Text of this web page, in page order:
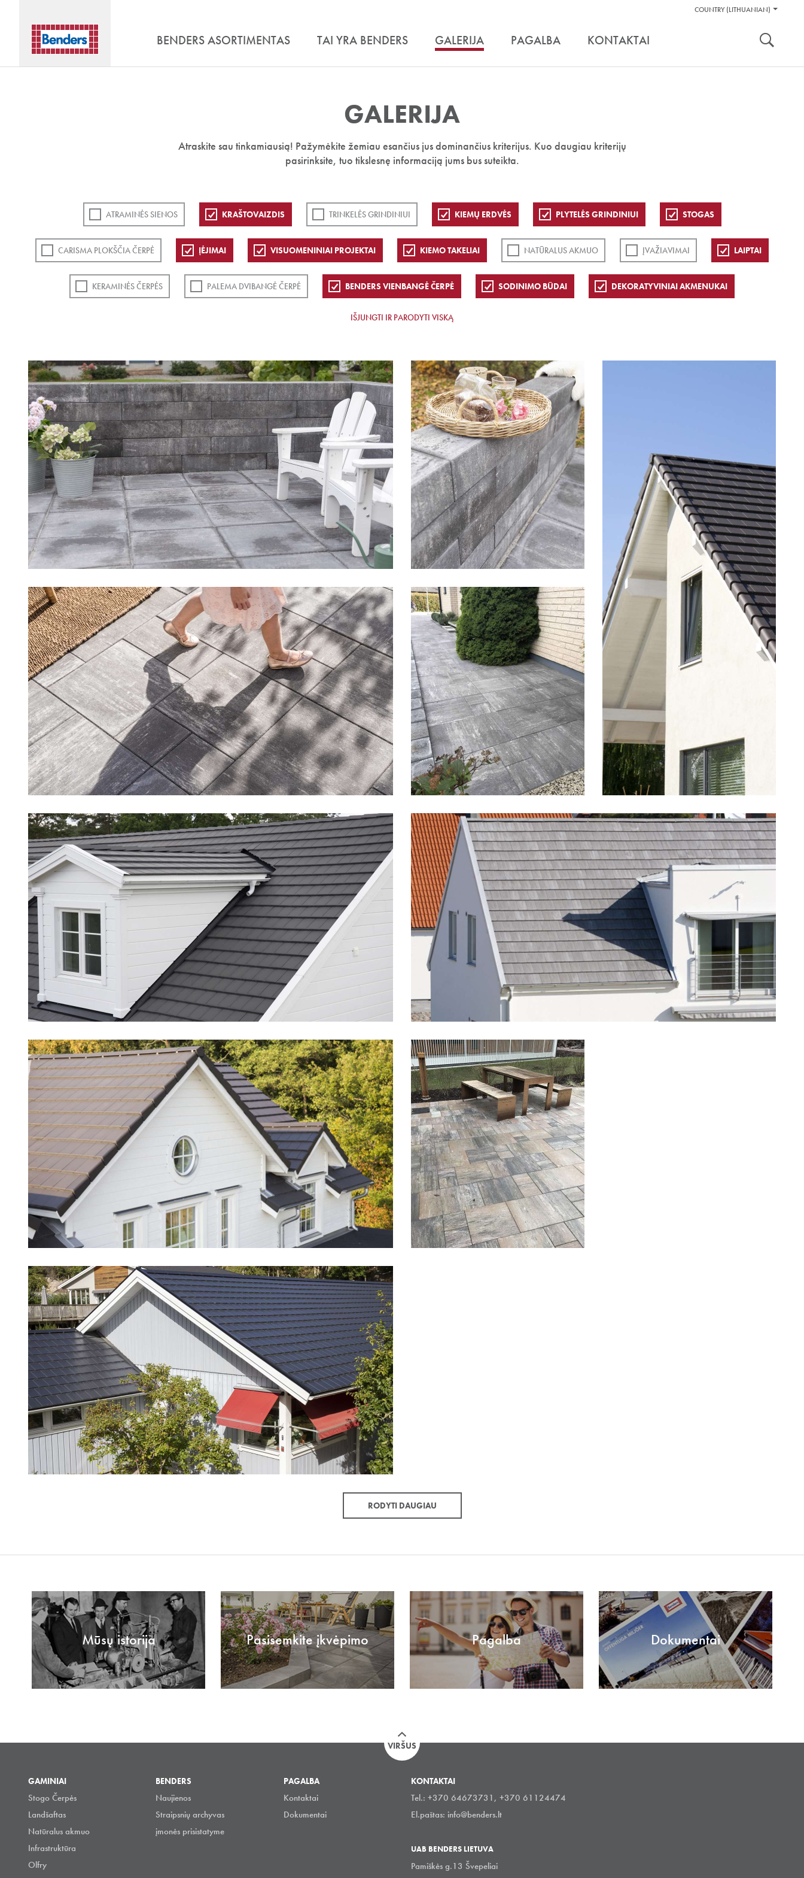
Pagalbos
COUNTRY (LITHUANIAN)
BENDERS ASORTIMENTAS TAI YRA BENDERS GALERIJA PAGALBA KONTAKTAI
GALERIJA
Atraskite sau tinkamiausią! Pažymėkite žemiau esančius jus dominančius kriterijus. Kuo daugiau kriterijų
pasirinksite, tuo tikslesnę informaciją jums bus suteikta.
ATRAMINĖS SIENOS KRAŠTOVAIZDIS TRINKELĖS GRINDINIUI KIEMŲ ERDVĖS PLYTELĖS GRINDINIUI STOGAS
CARISMA PLOKŠČIA ČERPĖ ĮĖJIMAI VISUOMENINIAI PROJEKTAI KIEMO TAKELIAI NATŪRALUS AKMUO ĮVAŽIAVIMAI LAIPTAI
KERAMINĖS ČERPĖS PALEMA DVIBANGĖ ČERPĖ BENDERS VIENBANGĖ ČERPĖ SODINIMO BŪDAI DEKORATYVINIAI AKMENUKAI
IŠJUNGTI IR PARODYTI VISKĄ
RODYTI DAUGIAU
Mūsų istorija Pasisemkite įkvėpimo Pagalba Dokumentai
VIRŠUS
GAMINIAI
Stogo Čerpės
Landšaftas
Natūralus akmuo
Infrastruktūra
Olfry
BENDERS
Naujienos
Straipsnių archyvas
įmonės prisistatyme
PAGALBA
Kontaktai
Dokumentai
KONTAKTAI
Tel.: +370 64673731, +370 61124474
El.paštas: info@benders.lt
UAB BENDERS LIETUVA
Pamiškės g.13 Švepeliai